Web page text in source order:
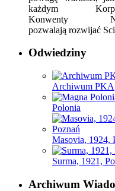
każdym
Konwenty
pozwalają rozwijać
Odwiedziny
Archiwum PKA
Polonia
Masovia, 1924,
Surma, 1921,
Archiwum